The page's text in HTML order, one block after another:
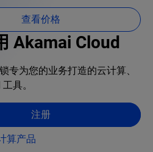
查看价格
Akamai Cloud
专为您的业务打造的云计算、
具。
注册
算产品